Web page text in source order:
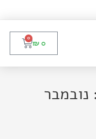
₪ 0
0
נובמבר